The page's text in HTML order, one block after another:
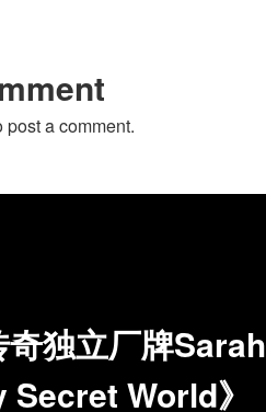
post a comment.
独立厂牌Sarah
World》